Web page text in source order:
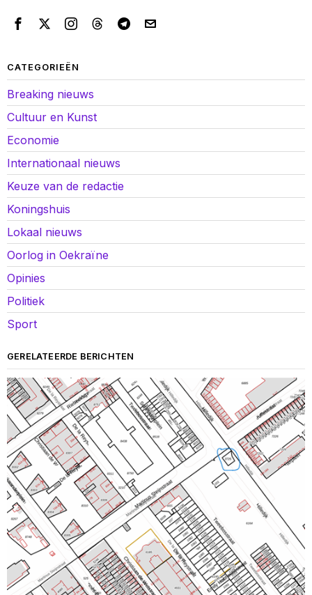
CATEGORIEËN
Breaking nieuws
Cultuur en Kunst
Economie
Internationaal nieuws
Keuze van de redactie
Koningshuis
Lokaal nieuws
Oorlog in Oekraïne
Opinies
Politiek
Sport
GERELATEERDE BERICHTEN